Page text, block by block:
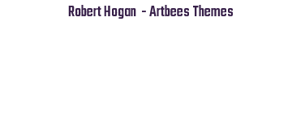
Robert Hogan - Artbees Themes